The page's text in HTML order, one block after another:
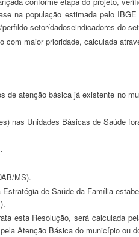
na população estimada pelo
setor/dadoseindicadores-do-
MS).
de Saúde da Família
esta Resolução, será calculada
Atenção Básica do município ou